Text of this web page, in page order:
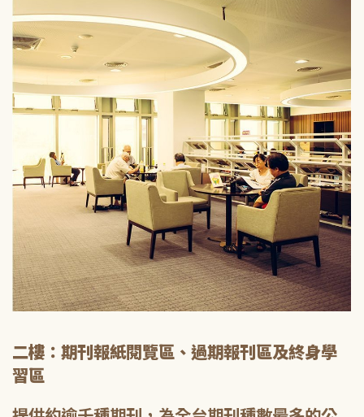
二樓：期刊報紙閱覽區、過期報刊區及終身學
習區